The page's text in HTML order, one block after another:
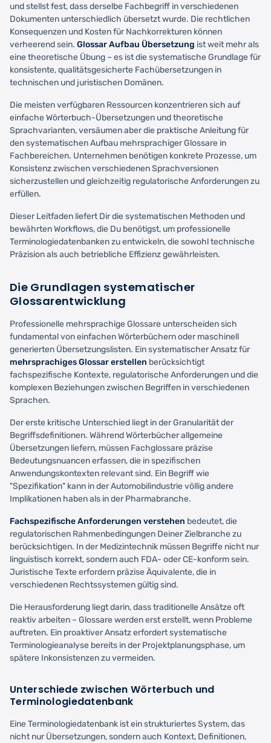
und stellst fest, dass derselbe Fachbegriff in verschiedenen
Dokumenten unterschiedlich übersetzt wurde. Die rechtlichen
Konsequenzen und Kosten für Nachkorrekturen können
verheerend sein. Glossar Aufbau Übersetzung ist weit mehr als
eine theoretische Übung – es ist die systematische Grundlage für
konsistente, qualitätsgesicherte Fachübersetzungen in
technischen und juristischen Domänen.
Die meisten verfügbaren Ressourcen konzentrieren sich auf
einfache Wörterbuch-Übersetzungen und theoretische
Sprachvarianten, versäumen aber die praktische Anleitung für
den systematischen Aufbau mehrsprachiger Glossare in
Fachbereichen. Unternehmen benötigen konkrete Prozesse, um
Konsistenz zwischen verschiedenen Sprachversionen
sicherzustellen und gleichzeitig regulatorische Anforderungen zu
erfüllen.
Dieser Leitfaden liefert Dir die systematischen Methoden und
bewährten Workflows, die Du benötigst, um professionelle
Terminologiedatenbanken zu entwickeln, die sowohl technische
Präzision als auch betriebliche Effizienz gewährleisten.
Die Grundlagen systematischer
Glossarentwicklung
Professionelle mehrsprachige Glossare unterscheiden sich
fundamental von einfachen Wörterbüchern oder maschinell
generierten Übersetzungslisten. Ein systematischer Ansatz für
mehrsprachiges Glossar erstellen berücksichtigt
fachspezifische Kontexte, regulatorische Anforderungen und die
komplexen Beziehungen zwischen Begriffen in verschiedenen
Sprachen.
Der erste kritische Unterschied liegt in der Granularität der
Begriffsdefinitionen. Während Wörterbücher allgemeine
Übersetzungen liefern, müssen Fachglossare präzise
Bedeutungsnuancen erfassen, die in spezifischen
Anwendungskontexten relevant sind. Ein Begriff wie
"Spezifikation" kann in der Automobilindustrie völlig andere
Implikationen haben als in der Pharmabranche.
Fachspezifische Anforderungen verstehen bedeutet, die
regulatorischen Rahmenbedingungen Deiner Zielbranche zu
berücksichtigen. In der Medizintechnik müssen Begriffe nicht nur
linguistisch korrekt, sondern auch FDA- oder CE-konform sein.
Juristische Texte erfordern präzise Äquivalente, die in
verschiedenen Rechtssystemen gültig sind.
Die Herausforderung liegt darin, dass traditionelle Ansätze oft
reaktiv arbeiten – Glossare werden erst erstellt, wenn Probleme
auftreten. Ein proaktiver Ansatz erfordert systematische
Terminologieanalyse bereits in der Projektplanungsphase, um
spätere Inkonsistenzen zu vermeiden.
Unterschiede zwischen Wörterbuch und
Terminologiedatenbank
Eine Terminologiedatenbank ist ein strukturiertes System, das
nicht nur Übersetzungen, sondern auch Kontext, Definitionen,